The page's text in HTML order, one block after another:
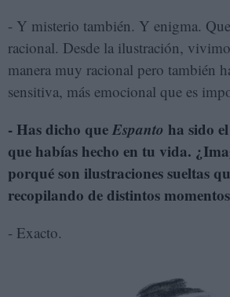
- Y misterio también. Y enigma.
racional. Desde la ilustración,
manera muy racional pero también
sensitiva, más emocional que es
- Has dicho queEspanto ha sido
que habías hecho en tu vida.
porqué son ilustraciones sueltas
recopilando de distintos
- Exacto.